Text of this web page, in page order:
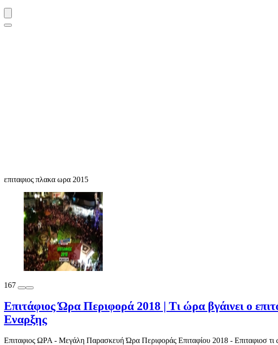
επιταφιος πλακα ωρα 2015
167
Επιτάφιος Ώρα Περιφορά 2018 | Τι ώρα βγάινει ο
Εναρξης
Επιταφιος ΩΡΑ - Μεγάλη Παρασκευή Ώρα Περιφοράς Επιταφίου 2018 - Επιταφιοσ